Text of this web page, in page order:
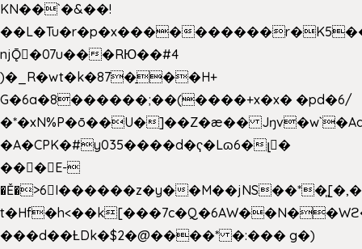
KN��`�&��!
��L�Tu�r�p�x����
njǬ�07u���RЮ��#4
)�_R�wt�k�87�̠��H+
G�6a�8������;��(����+x�x� �pd�6/
�*�xN%P�ō��U�]��Z�æ��
�A�CPK�#y035����d�ҁ�Lɷ6�լ�
���E-
�Ě�>6򁊔I������z�y�
���d��ȽDk�$2�@����* �:��� g�)